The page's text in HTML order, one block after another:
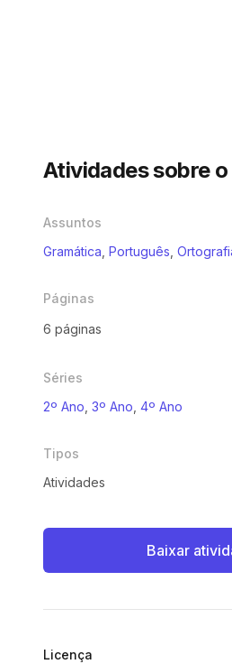
Atividades sobre o
Assuntos
Gramática Português
Páginas
6 páginas
Séries
2º Ano 3º Ano 4º Ano
Tipos
Atividades
Baixar
Licença